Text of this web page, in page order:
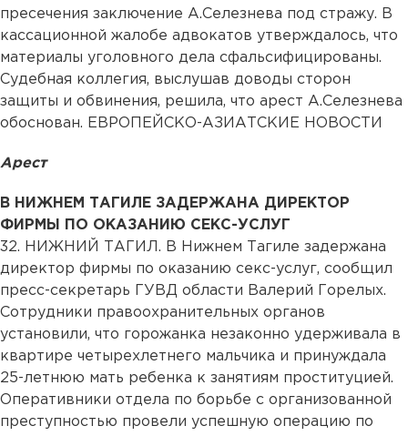
пресечения заключение А.Селезнева под стражу. В
кассационной жалобе адвокатов утверждалось, что
материалы уголовного дела сфальсифицированы.
Судебная коллегия, выслушав доводы сторон
защиты и обвинения, решила, что арест А.Селезнева
обоснован. ЕВРОПЕЙСКО-АЗИАТСКИЕ НОВОСТИ
Арест
В НИЖНЕМ ТАГИЛЕ ЗАДЕРЖАНА ДИРЕКТОР
ФИРМЫ ПО ОКАЗАНИЮ СЕКС-УСЛУГ
32. НИЖНИЙ ТАГИЛ. В Нижнем Тагиле задержана
директор фирмы по оказанию секс-услуг, сообщил
пресс-секретарь ГУВД области Валерий Горелых.
Сотрудники правоохранительных органов
установили, что горожанка незаконно удерживала в
квартире четырехлетнего мальчика и принуждала
25-летнюю мать ребенка к занятиям проституцией.
Оперативники отдела по борьбе с организованной
преступностью провели успешную операцию по